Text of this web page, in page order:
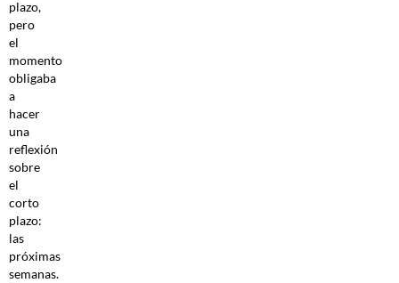
plazo,
pero
el
momento
obligaba
a
hacer
una
reflexión
sobre
el
corto
plazo:
las
próximas
semanas.